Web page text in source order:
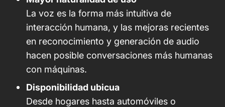
La voz es la forma más intuitiva de
interacción humana, y las mejoras recientes
en reconocimiento y generación de audio
hacen posible conversaciones más humanas
con máquinas.
Disponibilidad ubicua
Desde hogares hasta automóviles o